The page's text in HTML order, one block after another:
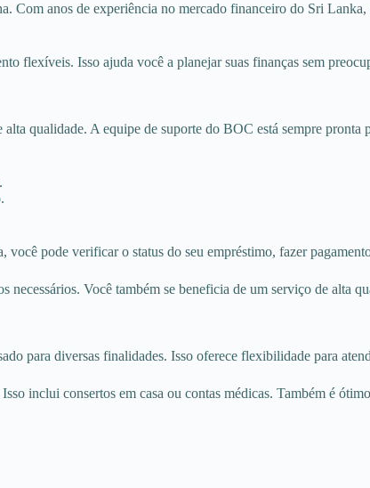
anos de experiência no mercado financeiro do Sri
flexíveis. Isso ajuda você a planejar suas finanças sem
qualidade. A equipe de suporte do BOC está sempre pronta
pode verificar o status do seu empréstimo, fazer
Você também se beneficia de um serviço de alta
para diversas finalidades. Isso oferece flexibilidade para
inclui consertos em casa ou contas médicas. Também é